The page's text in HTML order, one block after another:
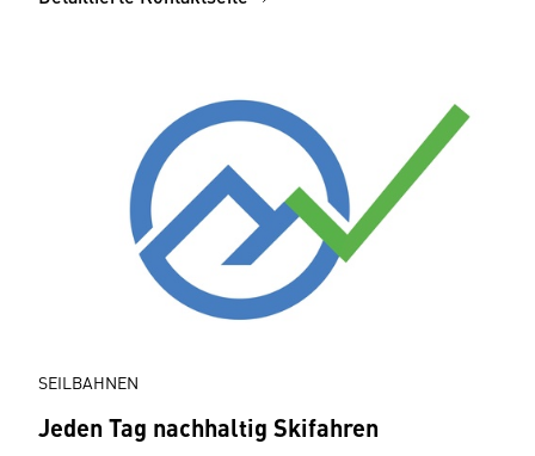
SEILBAHNEN
Jeden Tag nachhaltig Skifahren